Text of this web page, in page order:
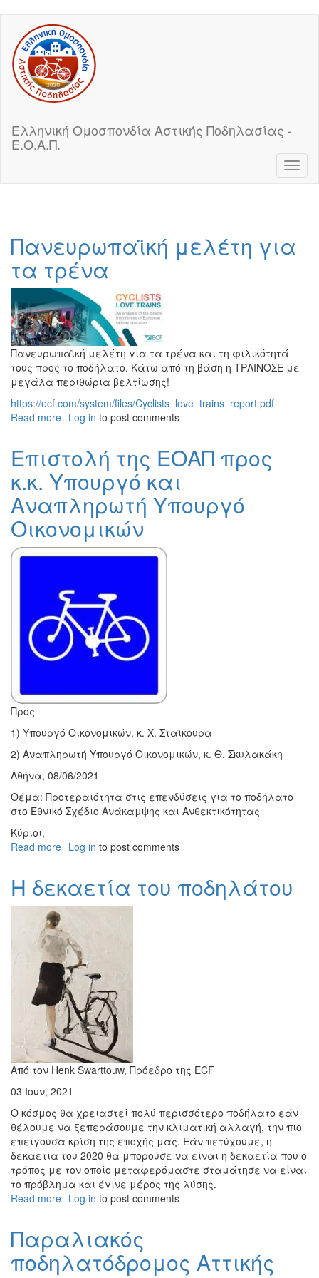
main
content
Ελληνική Ομοσπονδία Αστικής Ποδηλασίας -
Ε.Ο.Α.Π.
Πανευρωπαϊκή μελέτη για
τα τρένα
Πανευρωπαϊκή μελέτη για τα τρένα και τη φιλικότητά
τους προς το ποδήλατο. Κάτω από τη βάση η ΤΡΑΙΝΟΣΕ με
μεγάλα περιθώρια βελτίωσης!
https://ecf.com/system/files/Cyclists_love_trains_report.pdf
Read more about
για
τα
τρένα
Log in to post comments
Επιστολή της ΕΟΑΠ προς
κ.κ. Υπουργό και
Αναπληρωτή Υπουργό
Οικονομικών
Προς
1) Υπουργό Οικονομικών, κ. Χ. Σταϊκουρα
2) Αναπληρωτή Υπουργό Οικονομικών, κ. Θ. Σκυλακάκη
Αθήνα, 08/06/2021
Θέμα: Προτεραιότητα στις επενδύσεις για το ποδήλατο
στο Εθνικό Σχέδιο Ανάκαμψης και Ανθεκτικότητας
Κύριοι,
Read more about
ΕΟΑΠ
προς
Υπουργό
και
Αναπληρωτή
Υπουργό
Οικονομικών
Log in to post comments
Η δεκαετία του ποδηλάτου
Από τον Henk Swarttouw, Πρόεδρο της ECF
03 Ιουν, 2021
Ο κόσμος θα χρειαστεί πολύ περισσότερο ποδήλατο εάν
θέλουμε να ξεπεράσουμε την κλιματική αλλαγή, την πιο
επείγουσα κρίση της εποχής μας. Εάν πετύχουμε, η
δεκαετία του 2020 θα μπορούσε να είναι η δεκαετία που ο
τρόπος με τον οποίο μεταφερόμαστε σταμάτησε να είναι
το πρόβλημα και έγινε μέρος της λύσης.
Read more about
του
ποδηλάτου
Log in to post comments
Παραλιακός
ποδηλατόδρομος Αττικής